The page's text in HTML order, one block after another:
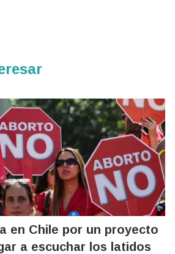
en Chile por un proyecto
a escuchar los latidos